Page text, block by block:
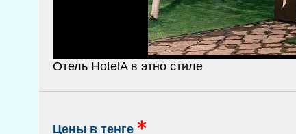
Отель HotelA в этно стиле
Цены в тенге